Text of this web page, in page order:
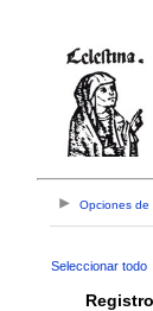
Opciones de
Seleccionar todo